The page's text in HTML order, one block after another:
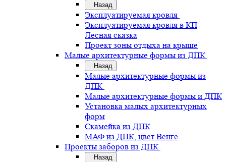
Назад
Эксплуатируемая кровля
Эксплуатируемая кровля в КП
Лесная сказка
Проект зоны отдыха на крыше
Малые архитектурные формы из ДПК
Назад
Малые архитектурные формы из
ДПК
Малые архитектурные формы и ДПК
Установка малых архитектурных
форм
Скамейка из ДПК
МАФ из ДПК, цвет Венге
Проекты заборов из ДПК
Назад